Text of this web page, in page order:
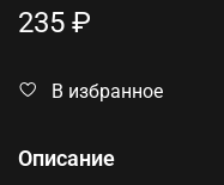
235 ₽
В избранное
Описание